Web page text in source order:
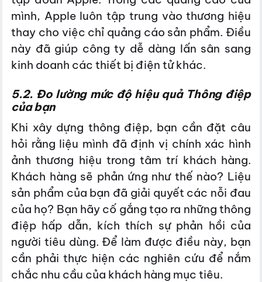
mình, Apple luôn tập trung vào thương hiệu
thay cho việc chỉ quảng cáo sản phẩm. Điều
này đã giúp công ty dễ dàng lấn sân sang
kinh doanh các thiết bị điện tử khác.
5.2. Đo lường mức độ hiệu quả Thông điệp
của bạn
Khi xây dựng thông điệp, bạn cần đặt câu
hỏi rằng liệu mình đã định vị chính xác hình
ảnh thương hiệu trong tâm trí khách hàng.
Khách hàng sẽ phản ứng như thế nào? Liệu
sản phẩm của bạn đã giải quyết các nỗi đau
của họ? Bạn hãy cố gắng tạo ra những thông
điệp hấp dẫn, kích thích sự phản hồi của
người tiêu dùng. Để làm được điều này, bạn
cần phải thực hiện các nghiên cứu để nắm
chắc nhu cầu của khách hàng mục tiêu.